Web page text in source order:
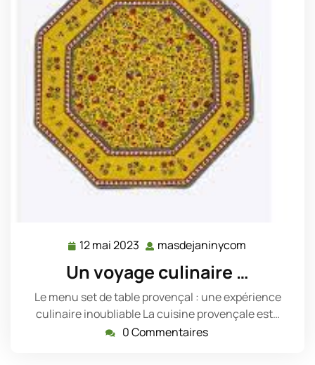
12 mai 2023 12
2023
masdejaninycom
Un voyage culinaire …
Le menu set de table provençal : une expérience
culinaire inoubliable La cuisine provençale est…
0 Commentaires